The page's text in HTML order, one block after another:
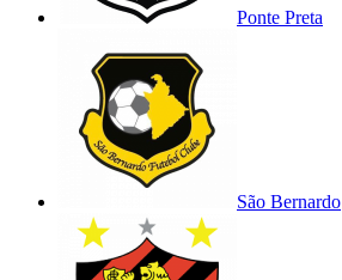
Ponte Preta
São Bernardo